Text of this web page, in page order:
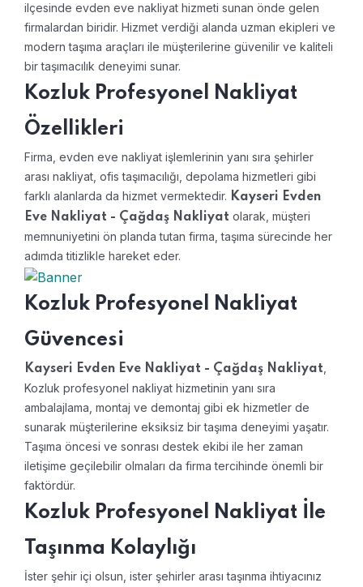
ilçesinde evden eve nakliyat hizmeti sunan önde gelen
firmalardan biridir. Hizmet verdiği alanda uzman ekipleri ve
modern taşıma araçları ile müşterilerine güvenilir ve kaliteli
bir taşımacılık deneyimi sunar.
Kozluk Profesyonel Nakliyat
Özellikleri
Firma, evden eve nakliyat işlemlerinin yanı sıra şehirler
arası nakliyat, ofis taşımacılığı, depolama hizmetleri gibi
farklı alanlarda da hizmet vermektedir. Kayseri Evden
Eve Nakliyat - Çağdaş Nakliyat olarak, müşteri
memnuniyetini ön planda tutan firma, taşıma sürecinde her
adımda titizlikle hareket eder.
Kozluk Profesyonel Nakliyat
Güvencesi
Kayseri Evden Eve Nakliyat - Çağdaş Nakliyat
Kozluk profesyonel nakliyat hizmetinin yanı sıra
ambalajlama, montaj ve demontaj gibi ek hizmetler de
sunarak müşterilerine eksiksiz bir taşıma deneyimi yaşatır.
Taşıma öncesi ve sonrası destek ekibi ile her zaman
iletişime geçilebilir olmaları da firma tercihinde önemli bir
faktördür.
Kozluk Profesyonel Nakliyat İle
Taşınma Kolaylığı
İster şehir içi olsun, ister şehirler arası taşınma ihtiyacınız